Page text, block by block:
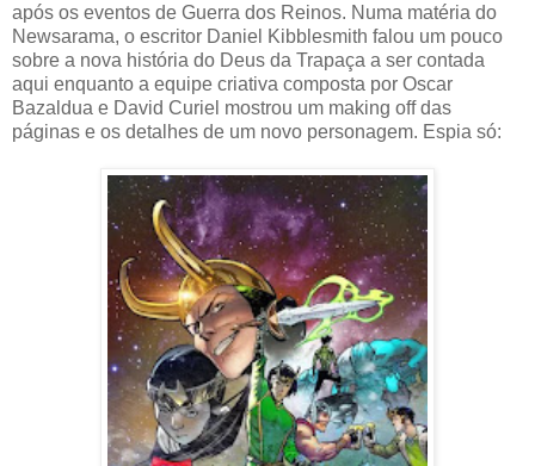
após os eventos de Guerra dos Reinos. Numa matéria do
Newsarama, o escritor Daniel Kibblesmith falou um pouco
sobre a nova história do Deus da Trapaça a ser contada
aqui enquanto a equipe criativa composta por Oscar
Bazaldua e David Curiel mostrou um making off das
páginas e os detalhes de um novo personagem. Espia só: